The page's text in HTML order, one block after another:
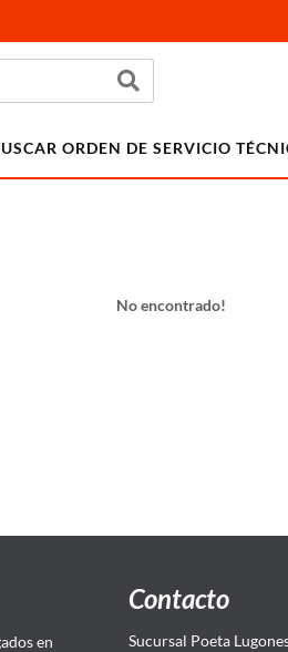
ORDEN DE SERVICIO
No encontrado!
en
Contacto
Sucursal Poeta